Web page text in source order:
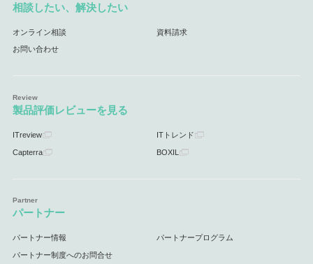
相談したい、解決したい
オンライン相談 資料請求
お問い合わせ
製品評価レビューを見る
ITreview ITトレンド
Capterra BOXIL
パートナー
パートナー情報 パートナープログラム
パートナー制度へのお問合せ